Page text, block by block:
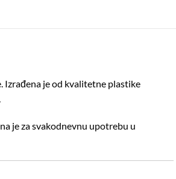
Izrađena je od kvalitetne plastike
je za svakodnevnu upotrebu u